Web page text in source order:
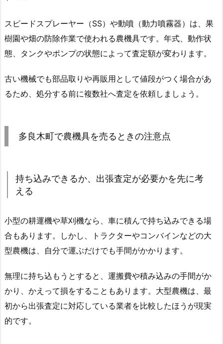
スピードスプレーヤー（SS）や動噴（動力噴霧器）は、果
樹園や畑の防除作業で使われる農機具です。年式、動作状
態、タンクやポンプの状態によって査定額が変わります。
古い機械でも部品取りや再販用として値段がつく場合があ
るため、処分する前に複数社へ査定を依頼しましょう。
多良木町で農機具を売るときの注意点
持ち込みできるか、出張査定が必要かを先に考
える
小型の耕運機や草刈機なら、車に積んで持ち込みできる場
合もあります。しかし、トラクターやコンバインなどの大
型農機は、自分で運ぶだけでも手間がかかります。
無理に持ち込もうとすると、運搬費や積み込みの手間がか
かり、かえって損をすることもあります。大型農機は、最
初から出張査定に対応している業者を比較したほうが現実
的です。